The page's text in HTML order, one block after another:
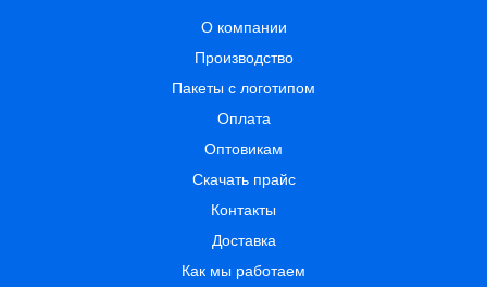
О компании
Производство
Пакеты с логотипом
Оплата
Оптовикам
Скачать прайс
Контакты
Доставка
Как мы работаем